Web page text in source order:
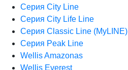
Серия City Line
Серия City Life Line
Серия Classic Line (MyLINE)
Серия Peak Line
Wellis Amazonas
Wellis Everest